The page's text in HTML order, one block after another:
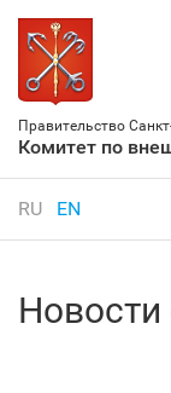
Правительство
Комитет по
RU EN
Новости